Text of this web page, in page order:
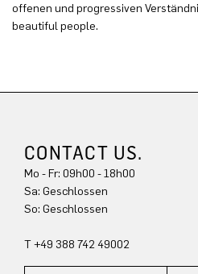
offenen und progressiven
beautiful people.
CONTACT US.
Mo - Fr: 09h00 - 18h00
Sa: Geschlossen
So: Geschlossen
T +49 388 742 49002